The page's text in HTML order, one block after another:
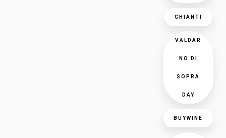
CHIANTI
VALDAR
NO DI
SOPRA
DAY
BUYWINE